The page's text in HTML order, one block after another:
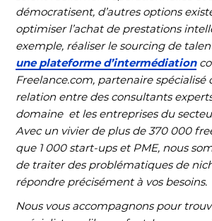
démocratisent, d’autres options
optimiser l’achat de prestations
exemple, réaliser le sourcing de
une plateforme d’intermédiation
Freelance.com, partenaire spécialisé
relation entre des consultants
domaine et les entreprises du
Avec un vivier de plus de 370 000
que 1 000 start-ups et PME, nous
de traiter des problématiques de
répondre précisément à vos besoins.
Nous vous accompagnons pour